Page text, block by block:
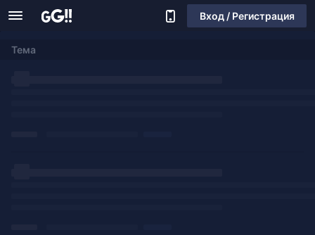
Вход / Регистрация
Тема